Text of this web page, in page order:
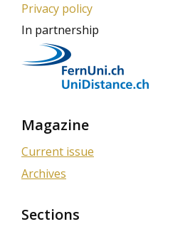
Privacy policy
In partnership
Magazine
Current issue
Archives
Sections